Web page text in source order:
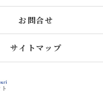
お問合せ
サイトマップ